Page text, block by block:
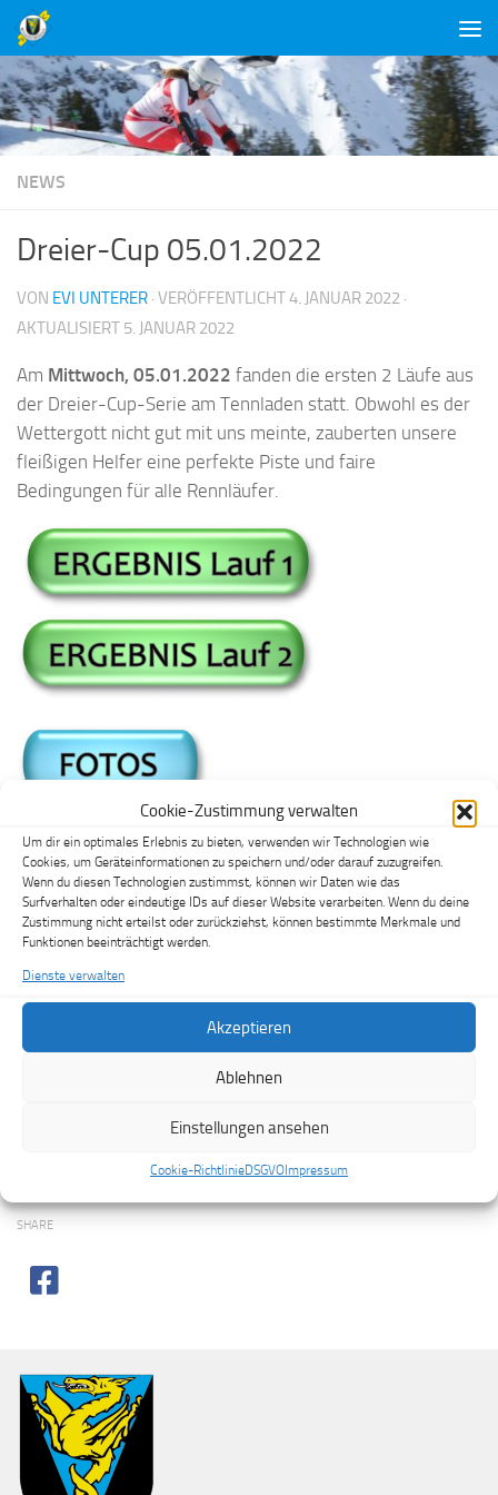
Cookie-Zustimmung verwalten
Um dir ein optimales Erlebnis zu bieten, verwenden wir Technologien wie
Cookies, um Geräteinformationen zu speichern und/oder darauf zuzugreifen.
Wenn du diesen Technologien zustimmst, können wir Daten wie das
Surfverhalten oder eindeutige IDs auf dieser Website verarbeiten. Wenn du deine
Zustimmung nicht erteilst oder zurückziehst, können bestimmte Merkmale und
Funktionen beeinträchtigt werden.
Dienste verwalten
Akzeptieren
Ablehnen
Einstellungen ansehen
Cookie-RichtlinieDSGVO Impressum
Unter dem Inhalt
NEWS
Dreier-Cup 05.01.2022
VON EVI UNTERER · VERÖFFENTLICHT4. JANUAR 2022 ·
AKTUALISIERT 5. JANUAR 2022
Am Mittwoch, 05.01.2022 fanden die ersten 2 Läufe aus
der Dreier-Cup-Serie am Tennladen statt. Obwohl es der
Wettergott nicht gut mit uns meinte, zauberten unsere
fleißigen Helfer eine perfekte Piste und faire
Bedingungen für alle Rennläufer.
Der SCW und WSV Kundl freuen sich über die rege
Teilnahme und gratulieren allen Läufern!
SHARE